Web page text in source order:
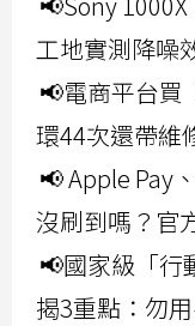
工地實測降噪
📢電商平台買
環44次還帶維
📢 Apple Pay
沒刷到嗎？官
📢國家級「行
揭3重點：勿